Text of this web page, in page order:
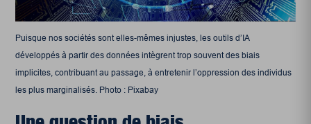
Puisque nos sociétés sont elles-mêmes injustes, les outils d’IA
développés à partir des données intègrent trop souvent des biais
implicites, contribuant au passage, à entretenir l’oppression des individus
les plus marginalisés. Photo : Pixabay